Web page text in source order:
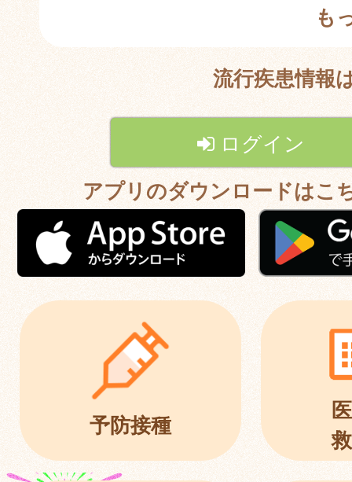
も
流行疾患情報
ログイン
アプリのダウンロードはこ
予防接種